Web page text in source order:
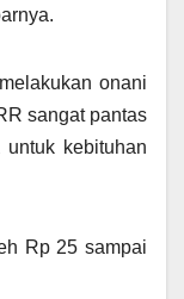
onani
sangat pantas
kebituhan
Rp 25 sampai